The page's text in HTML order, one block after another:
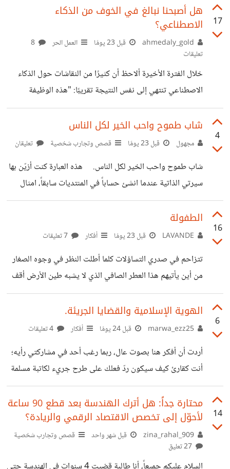
🥲 بحياتي كلها لم اتخيل أن أتمكن من هذا الانجاز. فالحمد لله.
كله بفضل الله. هذا التحدي وشعور ان هناك من اتشارك معه
بالخطوات قد جعلني التزم التزاماً لم التزمه بحياتي. فشكراً لكم.
عسى أن يكتب لكل من مشى معنا الأجر العظيم حتى بحفظ
غيره كونه ها هو له الأثر
17
هل أصبحنا نبالغ في الخوف من الذكاء
الاصطناعي؟
قبل 23 يومًا العمل الحر
8
تعليقات
خلال الفترة الأخيرة ألاحظ أن كثيرًا من النقاشات حول الذكاء
الاصطناعي تنتهي إلى نفس النتيجة تقريبًا: "هذه الوظيفة
ستختفي" أو "ذلك التخصص انتهى". لكن عندما أنظر إلى الواقع
أجد أن معظم المجالات ما زالت موجودة، وما يتغير غالبًا هو
طريقة العمل والأدوات المستخدمة أكثر من اختفاء المجال نفسه.
الأشخاص الذين يملكون خبرة وفهمًا عميقًا لمجالهم قادرون على
الاستفادة من الأدوات الجديدة بدل منافستها. لذلك أتساءل: هل
نحن أمام ثورة
4
شاب طموح واحب الخير لكل الناس
مجهول قبل 23 يومًا قصص وتجارب شخصية تعليقان
شاب طموح واحب الخير لكل الناس. هذه العبارة كنت أزيّن بها
سيرتي الذاتية عندما انشئ حساباً في المنتديات سابقاً، امثال
منتديات ستار تايمز وفخامة العراق ومنتدى لعيونكم والكثير من
المنتديات. وعند دخولي لهذا الصرح الجميل وجدت تلك
المساحة تحت عنوان (نبذة عنك) واول ما تبادر لذهني هو (شاب
شابّاً، اي تقدم به العمر مع كل ما للعمر من ذكريات وافراح واحزان
وهموم ومواقف وألم وفراق. توقفت لوهلة عن التفكير
16
الطفولة
قبل 23 يومًا أفكار
تتزاحم في صدري التساؤلات كلما أطلت النظر في وجوه الصغار
من أين يأتيهم هذا العطر الصافي الذي لا يشبه طين الأرض أقف
حائرة أمام هذا الحب الجارف الذي يسكنني تجاههم وأسأل نفسي
في خلوتي هل أركض نحو الطفولة لأنني حرمت منها باكرا فباتت
كالفردوس المفقود الذي أحاول استرجاع ملامحه في عيون
من خلالها ما يعجز العابرون عن رؤيته إن الطفولة ليست مجرد
مرحلة عمرية نمر بها ثم نمضي بل
6
الهوية الإسلامية والقضايا الجريئة.
قبل 24 يومًا أفكار
أردت أن أفكر هنا بصوت عال، ربما رغب أحد في مشاركتي رأيه؛
أنت كقارئ كيف سيكون ردّ فعلك على طرح جريء لكاتبة مسلمة
ظاهرها الالتزام أو التشدد في مفهوم آخر؟ مثال توضيحي: لو
كتبت هذه الكاتبة مجموعة قصصية تناقش فيها قضايا مجتمعية
وموروثات ظالمة، وكان من بين القصص قصة تناقش قضية
حسّاسة للغاية ولكن اللغة في ذاتها عفيفة لا تحمل إيحاءات ولا
مشاهد تخدش حياء القارئ، وإنما تُسرب له الأفكار والمشاعر
14
محتارة جداً: هل أترك الهندسة بعد قطع 90 ساعة
لأحوّل إلى تخصص الاقتصاد الرقمي والريادة؟
قبل شهر واحد
قصص وتجارب شخصية